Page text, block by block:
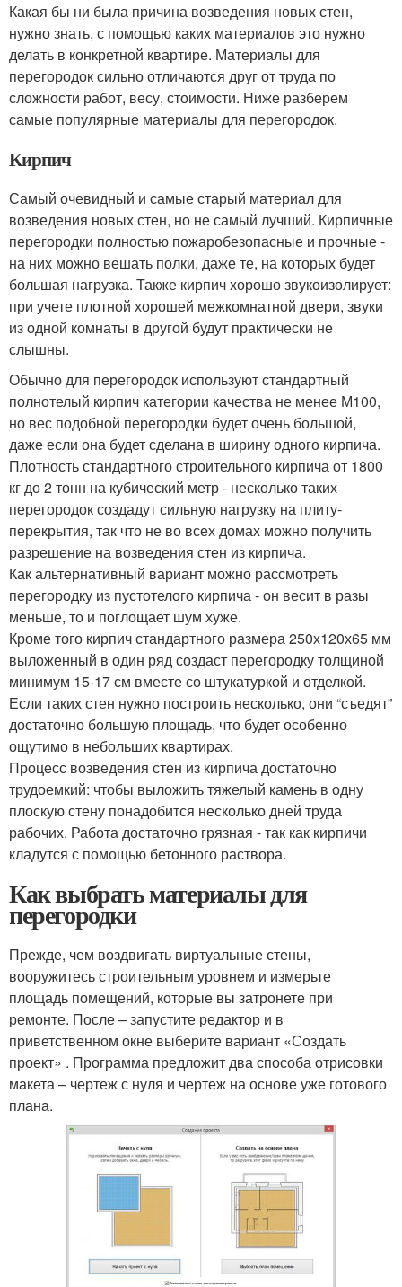
Какая бы ни была причина возведения новых стен,
нужно знать, с помощью каких материалов это нужно
делать в конкретной квартире. Материалы для
перегородок сильно отличаются друг от труда по
сложности работ, весу, стоимости. Ниже разберем
самые популярные материалы для перегородок.
Кирпич
Самый очевидный и самые старый материал для
возведения новых стен, но не самый лучший. Кирпичные
перегородки полностью пожаробезопасные и прочные -
на них можно вешать полки, даже те, на которых будет
большая нагрузка. Также кирпич хорошо звукоизолирует:
при учете плотной хорошей межкомнатной двери, звуки
из одной комнаты в другой будут практически не
слышны.
Обычно для перегородок используют стандартный
полнотелый кирпич категории качества не менее М100,
но вес подобной перегородки будет очень большой,
даже если она будет сделана в ширину одного кирпича.
Плотность стандартного строительного кирпича от 1800
кг до 2 тонн на кубический метр - несколько таких
перегородок создадут сильную нагрузку на плиту-
перекрытия, так что не во всех домах можно получить
разрешение на возведения стен из кирпича.
Как альтернативный вариант можно рассмотреть
перегородку из пустотелого кирпича - он весит в разы
меньше, то и поглощает шум хуже.
Кроме того кирпич стандартного размера 250х120х65 мм
выложенный в один ряд создаст перегородку толщиной
минимум 15-17 см вместе со штукатуркой и отделкой.
Если таких стен нужно построить несколько, они “съедят”
достаточно большую площадь, что будет особенно
ощутимо в небольших квартирах.
Процесс возведения стен из кирпича достаточно
трудоемкий: чтобы выложить тяжелый камень в одну
плоскую стену понадобится несколько дней труда
рабочих. Работа достаточно грязная - так как кирпичи
кладутся с помощью бетонного раствора.
Как выбрать материалы для
перегородки
Прежде, чем воздвигать виртуальные стены,
вооружитесь строительным уровнем и измерьте
площадь помещений, которые вы затронете при
ремонте. После – запустите редактор и в
приветственном окне выберите вариант «Создать
проект» . Программа предложит два способа отрисовки
макета – чертеж с нуля и чертеж на основе уже готового
плана.